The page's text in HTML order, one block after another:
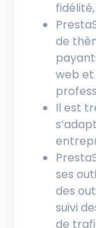
de
web et
Il est
ses
des
suivi
de